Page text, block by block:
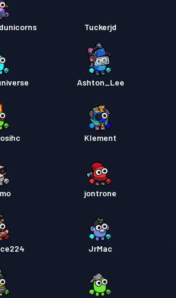
Tuckerjd
Ashton_Lee
Klement
jontrone
JrMac